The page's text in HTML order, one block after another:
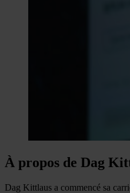
À propos de Dag
Dag Kittlaus a commencé sa